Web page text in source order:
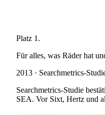
Platz 1 .
Für alles, was Räder hat
2013 · Searchmetrics-
Searchmetrics-Studie
SEA. Vor Sixt, Hertz und